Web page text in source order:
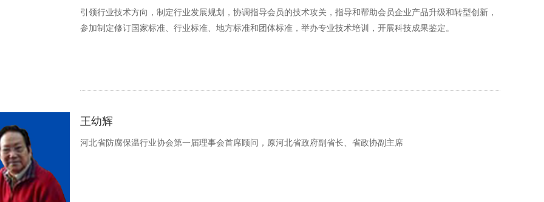
引领行业技术方向，制定行业发展规划，协调指导会员的技术攻关，指导和帮助会员企业产品升级和转型创新，
参加制定修订国家标准、行业标准、地方标准和团体标准，举办专业技术培训，开展科技成果鉴定。
王幼辉
河北省防腐保温行业协会第一届理事会首席顾问，原河北省政府副省长、省政协副主席